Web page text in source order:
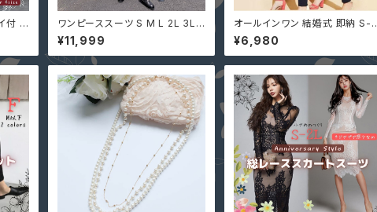
付 メ
M L
ワ
分袖
ワンピーススーツ S M L 2L 3L
4L 即納 黒 グレー 大人可愛い セ
ットアップ ぽっちゃり ジャケット
チュール 切替 ASY-98926 大き
¥11,999
オールインワン 結婚式 即納 S-X
L ネイビー 黒 グリーン ピンク ベ
ルトなし プリーツ 7分丈 クロップ
ド パーティー 二次会 パンツドレ
¥6,980